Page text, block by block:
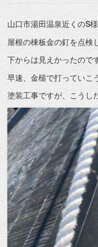
山口市湯田温泉近くのS
屋根の棟板金の釘を点検
下からは見えかったので
早速、金槌で打っていこ
塗装工事ですが、こうし